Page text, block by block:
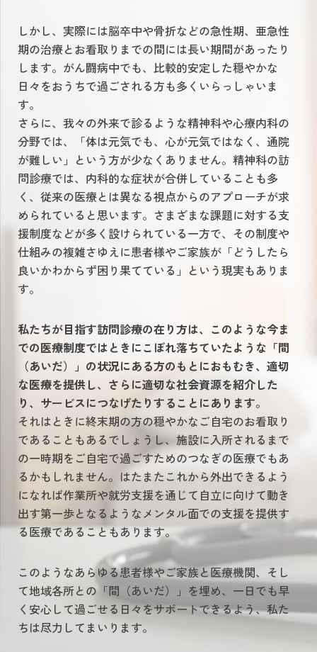
しかし、実際には脳卒中や骨折などの急性期、亜急性
期の治療とお看取りまでの間には長い期間があったり
します。がん闘病中でも、比較的安定した穏やかな
日々をおうちで過ごされる方も多くいらっしゃいま
す。
さらに、我々の外来で診るような精神科や心療内科の
分野では、「体は元気でも、心が元気ではなく、通院
が難しい」という方が少なくありません。精神科の訪
問診療では、内科的な症状が合併していることも多
く、従来の医療とは異なる視点からのアプローチが求
められていると思います。さまざまな課題に対する支
援制度などが多く設けられている一方で、その制度や
仕組みの複雑さゆえに患者様やご家族が「どうしたら
良いかわからず困り果てている」という現実もありま
す。
私たちが目指す訪問診療の在り方は、このような今ま
での医療制度ではときにこぼれ落ちていたような「間
（あいだ）」の状況にある方のもとにおもむき、適切
な医療を提供し、さらに適切な社会資源を紹介した
り、サービスにつなげたりすることにあります。
それはときに終末期の方の穏やかなご自宅のお看取り
であることもあるでしょうし、施設に入所されるまで
の一時期をご自宅で過ごすためのつなぎの医療でもあ
るかもしれません。はたまたこれから外出できるよう
になれば作業所や就労支援を通じて自立に向けて動き
出す第一歩となるようなメンタル面での支援を提供す
る医療であることもあります。
このようなあらゆる患者様やご家族と医療機関、そし
て地域各所との「間（あいだ）」を埋め、一日でも早
く安心して過ごせる日々をサポートできるよう、私た
ちは尽力してまいります。